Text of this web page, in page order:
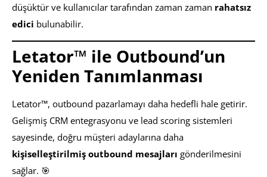
düşüktür ve kullanıcılar tarafından zaman zaman rahatsız
edici bulunabilir.
Letator™ ile Outbound’un
Yeniden Tanımlanması
Letator™, outbound pazarlamayı daha hedefli hale getirir.
Gelişmiş CRM entegrasyonu ve lead scoring sistemleri
sayesinde, doğru müşteri adaylarına daha
kişiselleştirilmiş outbound mesajları gönderilmesini
sağlar. 🎯